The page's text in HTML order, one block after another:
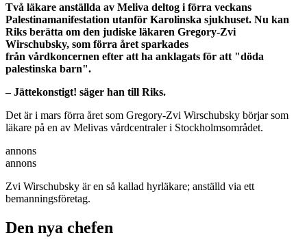
Två läkare anställda av Meliva deltog i förra veckans
Palestinamanifestation utanför Karolinska sjukhuset. Nu kan
Riks berätta om den judiske läkaren Gregory-Zvi
Wirschubsky, som förra året sparkades
från vårdkoncernen efter att ha anklagats för att "döda
palestinska barn".
– Jättekonstigt! säger han till Riks.
Det är i mars förra året som Gregory-Zvi Wirschubsky börjar som
läkare på en av Melivas vårdcentraler i Stockholmsområdet.
annons
annons
Zvi Wirschubsky är en så kallad hyrläkare; anställd via ett
bemanningsföretag.
Den nya chefen